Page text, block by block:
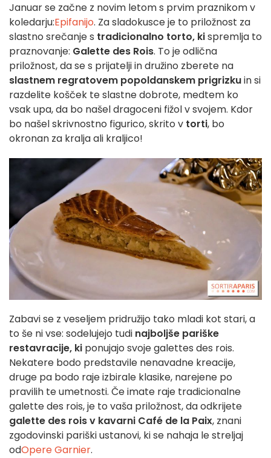
Januar se začne z novim letom s prvim praznikom v
koledarju:Epifanijo. Za sladokusce je to priložnost za
slastno srečanje s tradicionalno torto, kispremlja to
praznovanje: Galette des Rois. To je odlična
priložnost, da se s prijatelji in družino zberete na
slastnem regratovem popoldanskem prigrizkuin si
razdelite košček te slastne dobrote, medtem ko
vsak upa, da bo našel dragoceni fižol v svojem. Kdor
bo našel skrivnostno figurico, skrito v torti, bo
okronan za kralja ali kraljico!
Zabavi se z veseljem pridružijo tako mladi kot stari, a
to še ni vse: sodelujejo tudi najboljše pariške
restavracije, ki ponujajo svoje galettes des rois.
Nekatere bodo predstavile nenavadne kreacije,
druge pa bodo raje izbirale klasike, narejene po
pravilih te umetnosti. Če imate raje tradicionalne
galette des rois, je to vaša priložnost, da odkrijete
galette des rois v kavarni Café de la Paix, znani
zgodovinski pariški ustanovi, ki se nahaja le streljaj
odOpere Garnier.